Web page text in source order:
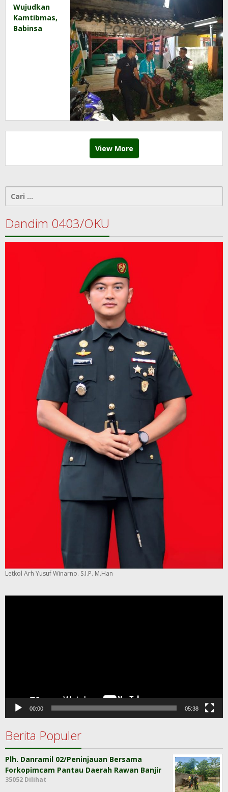
Wujudkan
Kamtibmas,
Babinsa
View More
Cari
untuk:
Dandim 0403/OKU
Letkol Arh Yusuf Winarno. S.I.P. M.Han
00:00 05:38
Berita Populer
Plh. Danramil 02/Peninjauan Bersama
Forkopimcam Pantau Daerah Rawan Banjir
35052 Dilihat